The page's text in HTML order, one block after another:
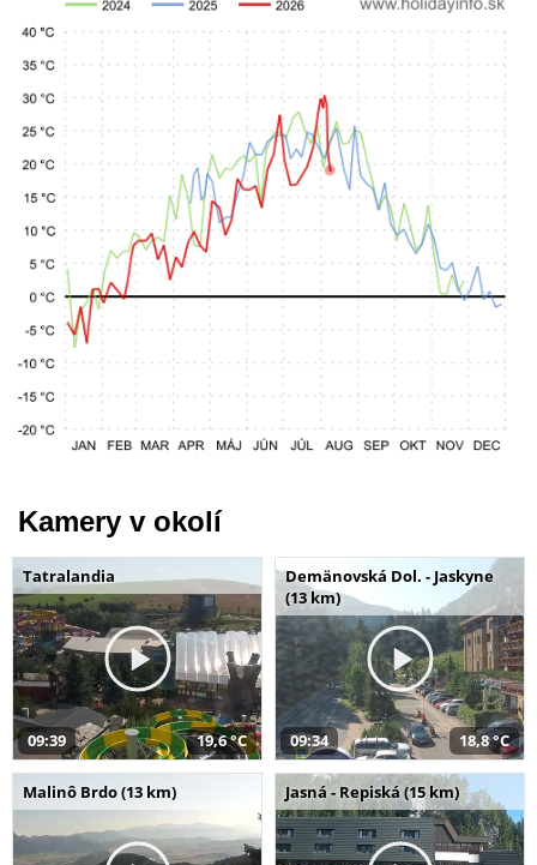
Kamery v okolí
Tatralandia
09:39 19,6 °C
Demänovská Dol. - Jaskyne
(13 km)
09:34 18,8 °C
Malinô Brdo (13 km) Jasná - Repiská (15 km)